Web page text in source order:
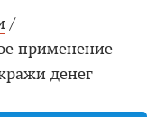
/
применение
денег